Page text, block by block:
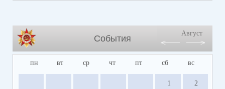
События
Август
пн вт ср чт пт сб вс
1 2